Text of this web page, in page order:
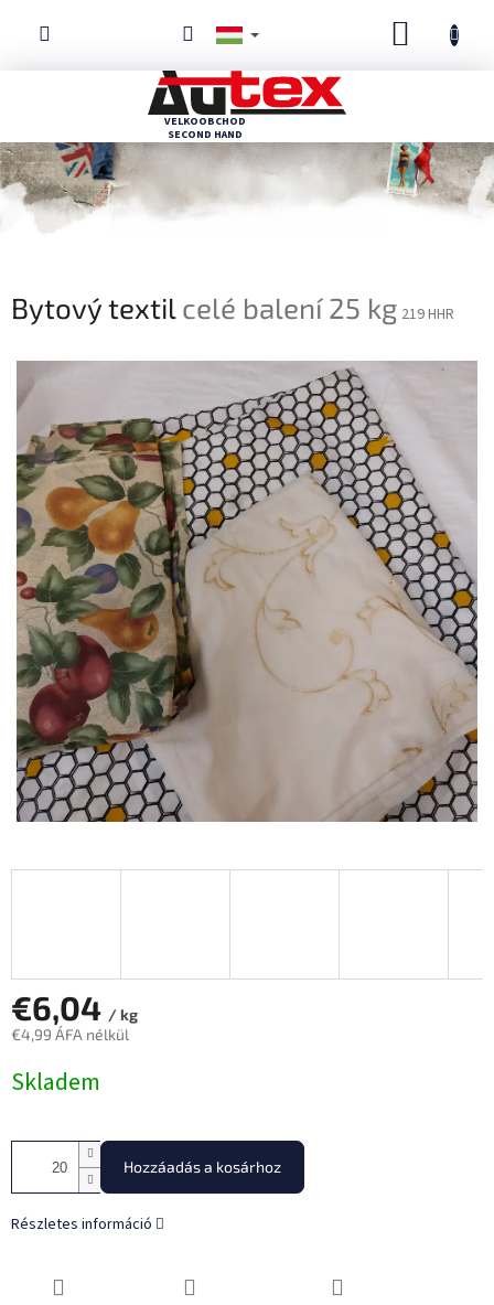
KOSÁR
Bytový textilcelé balení 25 kg 219 HHR
€6,04 / kg
€4,99 ÁFA nélkül
Skladem
Hozzáadás a kosárhoz
Részletes információ